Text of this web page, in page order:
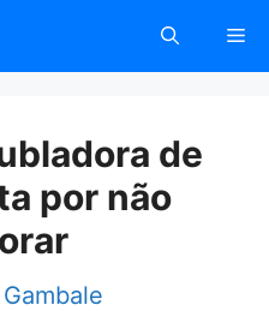
de
por não